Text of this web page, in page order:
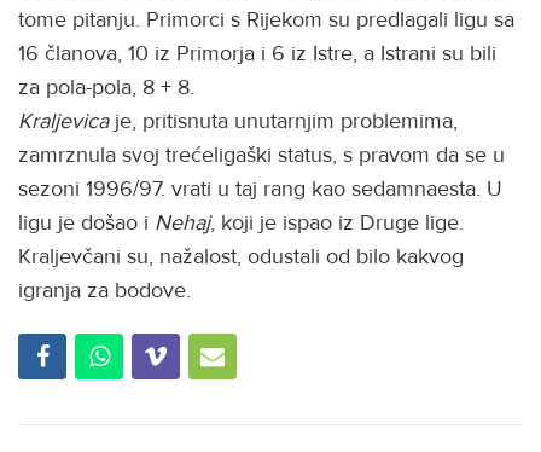
tome pitanju. Primorci s Rijekom su predlagali ligu sa
16 članova, 10 iz Primorja i 6 iz Istre, a Istrani su bili
za pola-pola, 8 + 8.
Kraljevicaje, pritisnuta unutarnjim problemima,
zamrznula svoj trećeligaški status, s pravom da se u
sezoni 1996/97. vrati u taj rang kao sedamnaesta. U
ligu je došao i Nehaj, koji je ispao iz Druge lige.
Kraljevčani su, nažalost, odustali od bilo kakvog
igranja za bodove.